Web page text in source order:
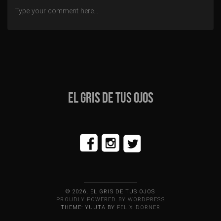
entradas
EL GRIS DE TUS OJOS
© 2026, EL GRIS DE TUS OJOS
PROUDLY POWERED BY WORDPRESS
THEME: YUUTA BY FELIX DORNER